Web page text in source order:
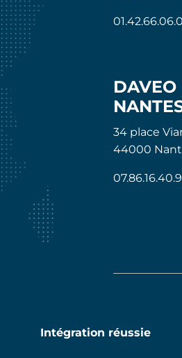
DAVEO
34 place
44000
Intégration réussie